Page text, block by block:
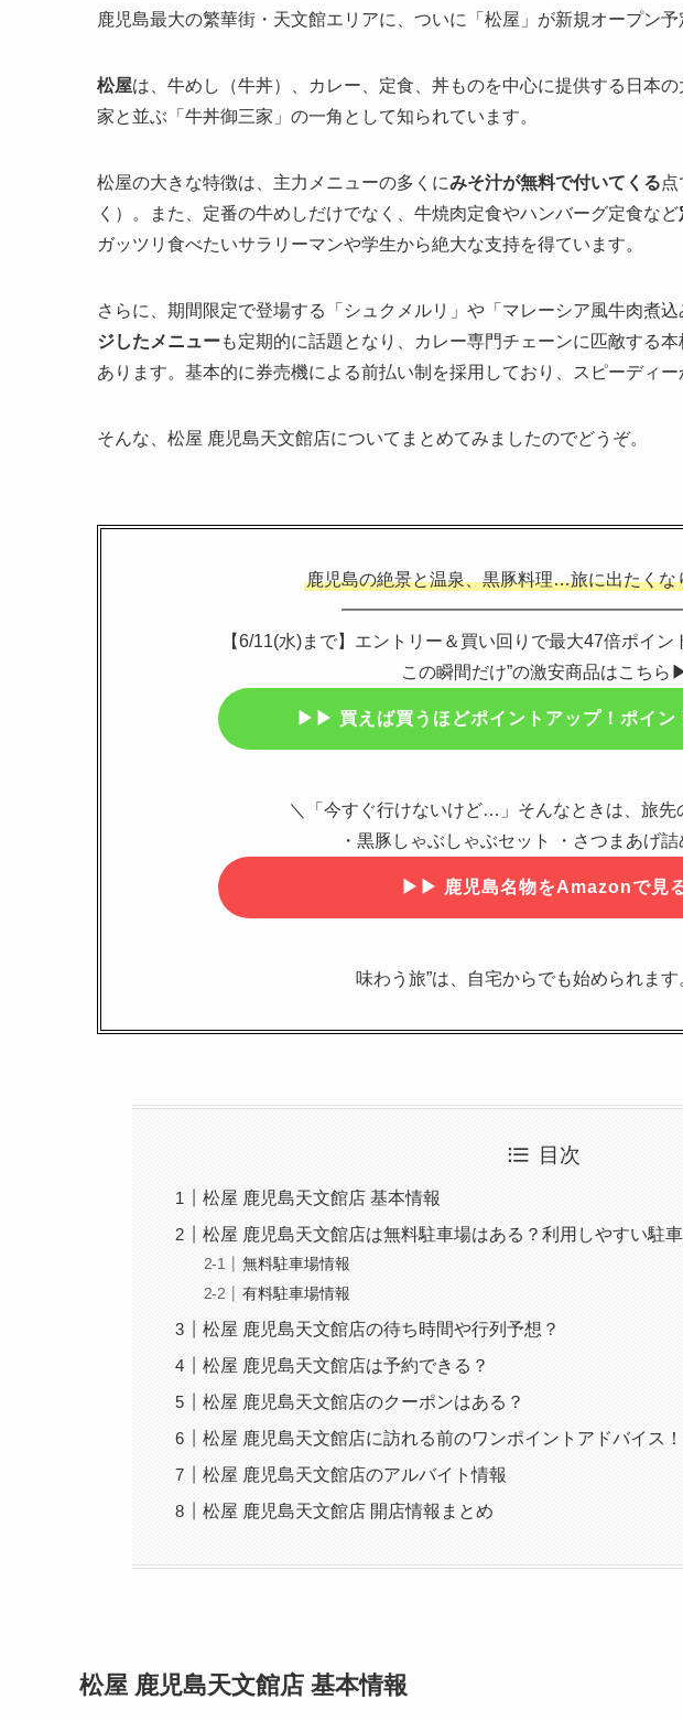
鹿児島最大の繁華街・天文館エリアに、ついに「松屋」が新規オープン予
松屋は、牛めし（牛丼）、カレー、定食、丼ものを中心に提供する日本
家と並ぶ「牛丼御三家」の一角として知られています。
松屋の大きな特徴は、主力メニューの多くにみそ汁が無料で付いてくる
く）。また、定番の牛めしだけでなく、牛焼肉定食やハンバーグ定食など
ガッツリ食べたいサラリーマンや学生から絶大な支持を得ています。
さらに、期間限定で登場する「シュクメルリ」や「マレーシア風牛肉煮込
ジしたメニューも定期的に話題となり、カレー専門チェーンに匹敵する
あります。基本的に券売機による前払い制を採用しており、スピーディー
そんな、松屋 鹿児島天文館店についてまとめてみましたのでどうぞ。
鹿児島の絶景と温泉、黒豚料理…旅に出たくな
【6/11(水)まで】エントリー＆買い回りで最大47倍ポイン
この瞬間だけ”の激安商品はこちら
▶▶ 買えば買うほどポイントアップ！ポイン
＼「今すぐ行けないけど…」そんなときは、旅先
・黒豚しゃぶしゃぶセット ・さつまあげ
▶▶ 鹿児島名物をAmazonで見
味わう旅”は、自宅からでも始められま
目次
松屋 鹿児島天文館店 基本情報
松屋 鹿児島天文館店は無料駐車場はある？利用しやすい駐
無料駐車場情報
有料駐車場情報
松屋 鹿児島天文館店の待ち時間や行列予想？
松屋 鹿児島天文館店は予約できる？
松屋 鹿児島天文館店のクーポンはある？
松屋 鹿児島天文館店に訪れる前のワンポイントアドバイス！
松屋 鹿児島天文館店のアルバイト情報
松屋 鹿児島天文館店 開店情報まとめ
松屋 鹿児島天文館店 基本情報